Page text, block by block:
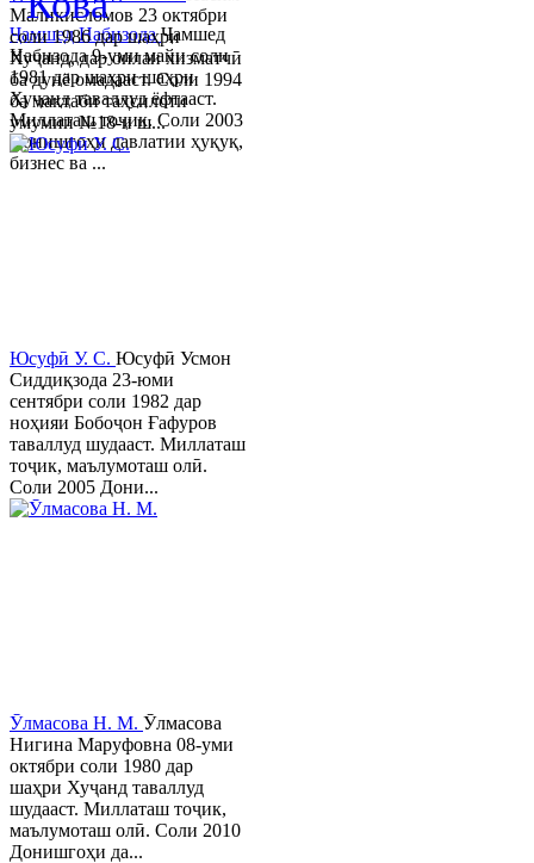
Ҷамшед НабизодаҶамшед
Набизода 9-уми майи соли
1981 дар шаҳри шаҳри
Хуҷанд таваллуд ёфтааст.
Миллаташ тоҷик. Соли 2003
Донишгоҳи давлатии ҳуқуқ,
бизнес ва ...
Маликисломов 23 октябри
соли 1986 дар шаҳри
Хуҷанд, дар оилаи хизматчӣ
ба дунё омадааст. Соли 1994
ба мактаби таҳсилоти
умумии №18-и ш...
Юсуфӣ У. C. Юсуфӣ Усмон
Сиддиқзода 23-юми
сентябри соли 1982 дар
ноҳияи Бобоҷон Ғафуров
таваллуд шудааст. Миллаташ
тоҷик, маълумоташ олӣ.
Соли 2005 Дони...
Ӯлмасова Н. М. Ӯлмасова
Нигина Маруфовна 08-уми
октябри соли 1980 дар
шаҳри Хуҷанд таваллуд
шудааст. Миллаташ тоҷик,
маълумоташ олӣ. Соли 2010
Донишгоҳи да...